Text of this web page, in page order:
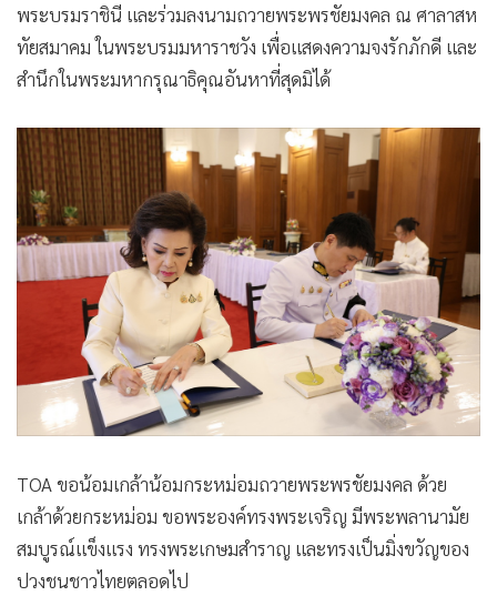
พระบรมราชินี และร่วมลงนามถวายพระพรชัยมงคล ณ ศาลาสห
ทัยสมาคม ในพระบรมมหาราชวัง เพื่อแสดงความจงรักภักดี และ
สำนึกในพระมหากรุณาธิคุณอันหาที่สุดมิได้
TOA ขอน้อมเกล้าน้อมกระหม่อมถวายพระพรชัยมงคล ด้วย
เกล้าด้วยกระหม่อม ขอพระองค์ทรงพระเจริญ มีพระพลานามัย
สมบูรณ์แข็งแรง ทรงพระเกษมสำราญ และทรงเป็นมิ่งขวัญของ
ปวงชนชาวไทยตลอดไป